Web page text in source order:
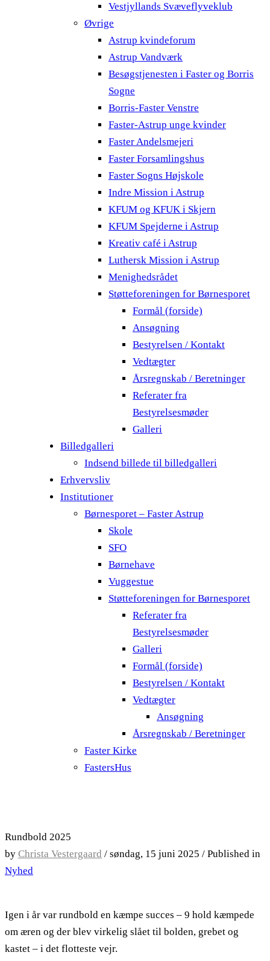
Vestjyllands Svæveflyveklub
Øvrige
Astrup kvindeforum
Astrup Vandværk
Besøgstjenesten i Faster og Borris
Sogne
Borris-Faster Venstre
Faster-Astrup unge kvinder
Faster Andelsmejeri
Faster Forsamlingshus
Faster Sogns Højskole
Indre Mission i Astrup
KFUM og KFUK i Skjern
KFUM Spejderne i Astrup
Kreativ café i Astrup
Luthersk Mission i Astrup
Menighedsrådet
Støtteforeningen for Børnesporet
Formål (forside)
Ansøgning
Bestyrelsen / Kontakt
Vedtægter
Årsregnskab / Beretninger
Referater fra
Bestyrelsesmøder
Galleri
Billedgalleri
Indsend billede til billedgalleri
Erhvervsliv
Institutioner
Børnesporet – Faster Astrup
Skole
SFO
Børnehave
Vuggestue
Støtteforeningen for Børnesporet
Referater fra
Bestyrelsesmøder
Galleri
Formål (forside)
Bestyrelsen / Kontakt
Vedtægter
Ansøgning
Årsregnskab / Beretninger
Faster Kirke
FastersHus
Rundbold 2025
by Christa Vestergaard / søndag, 15 juni 2025 / Published in
Nyhed
Igen i år var rundbold en kæmpe succes – 9 hold kæmpede
om æren og der blev virkelig slået til bolden, grebet og
kastet – i det flotteste vejr.